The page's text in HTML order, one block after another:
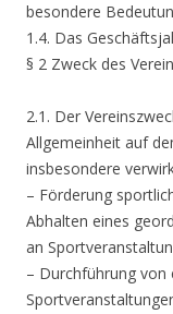
besondere
1.4. Das
§ 2 Zweck des
2.1. Der
Allgemeinheit auf
insbesondere
– Förderung
Abhalten eines
an
– Durchführung von